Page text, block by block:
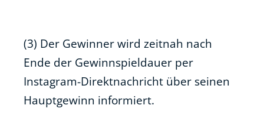
(3) Der Gewinner wird zeitnah nach
Ende der Gewinnspieldauer per
Instagram-Direktnachricht über seinen
Hauptgewinn informiert.